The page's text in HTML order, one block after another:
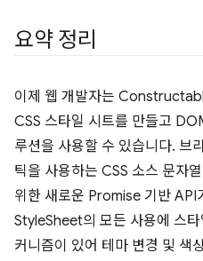
요약 정리
이제 웹 개발자는
CSS 스타일 시트를 만들고
루션을 사용할 수 있습니다. 브
틱을 사용하는 CSS 소스 문자
위한 새로운 Promise 기반 API
StyleSheet의 모든 사용에 스
커니즘이 있어 테마 변경 및 색